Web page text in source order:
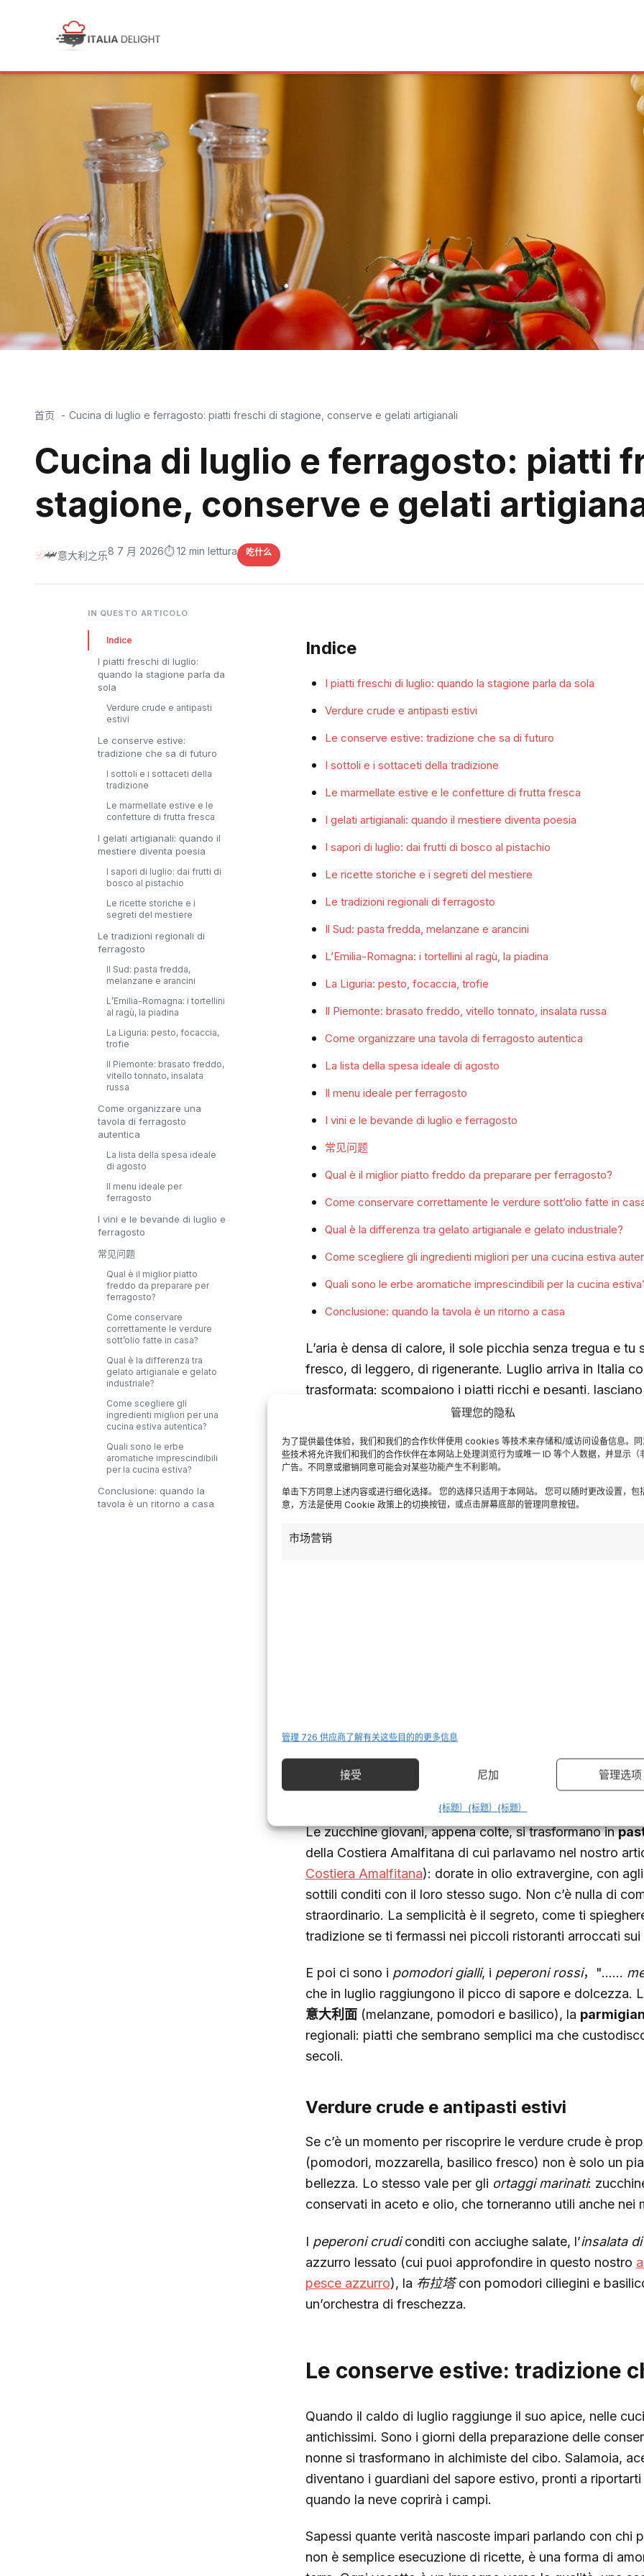
管理您的隐私
为了提供最佳体验，我们和我们的合作伙伴使用 cookies 等技术来存储和/或访问设备信息。
些技术将允许我们和我们的合作伙伴在本网站上处理浏览行为或唯一 ID 等个人数据，并显示（
广告。不同意或撤销同意可能会对某些功能产生不利影响。
单击下方同意上述内容或进行细化选择。 您的选择只适用于本网站。 您可以随时更改设置，包
意，方法是使用 Cookie 政策上的切换按钮，或点击屏幕底部的管理同意按钮。
市场营销
管理 726 供应商了解有关这些目的的更多信息
接受 尼加 管理选项
{标题｝{标题｝{标题｝
首页 Cucina di luglio e ferragosto: piatti freschi di stagione, conserve e gelati artigianali
Cucina di luglio e ferragosto: piatti
stagione, conserve e gelati
意大利之乐8 7 月 2026⏱️ 12 min lettura 吃什么
IN QUESTO ARTICOLO
Indice
I piatti freschi di luglio:
quando la stagione parla da
sola
Verdure crude e antipasti
estivi
Le conserve estive:
tradizione che sa di futuro
I sottoli e i sottaceti della
tradizione
Le marmellate estive e le
confetture di frutta fresca
I gelati artigianali: quando il
mestiere diventa poesia
I sapori di luglio: dai frutti di
bosco al pistachio
Le ricette storiche e i
segreti del mestiere
Le tradizioni regionali di
ferragosto
Il Sud: pasta fredda,
melanzane e arancini
L’Emilia-Romagna: i tortellini
al ragù, la piadina
La Liguria: pesto, focaccia,
trofie
Il Piemonte: brasato freddo,
vitello tonnato, insalata
russa
Come organizzare una
tavola di ferragosto
autentica
La lista della spesa ideale
di agosto
Il menu ideale per
ferragosto
I vini e le bevande di luglio e
ferragosto
常见问题
Qual è il miglior piatto
freddo da preparare per
ferragosto?
Come conservare
correttamente le verdure
sott’olio fatte in casa?
Qual è la differenza tra
gelato artigianale e gelato
industriale?
Come scegliere gli
ingredienti migliori per una
cucina estiva autentica?
Quali sono le erbe
aromatiche imprescindibili
per la cucina estiva?
Conclusione: quando la
tavola è un ritorno a casa
Indice
I piatti freschi di luglio: quando la stagione parla da sola
Verdure crude e antipasti estivi
Le conserve estive: tradizione che sa di futuro
I sottoli e i sottaceti della tradizione
Le marmellate estive e le confetture di frutta fresca
I gelati artigianali: quando il mestiere diventa poesia
I sapori di luglio: dai frutti di bosco al pistachio
Le ricette storiche e i segreti del mestiere
Le tradizioni regionali di ferragosto
Il Sud: pasta fredda, melanzane e arancini
L’Emilia-Romagna: i tortellini al ragù, la piadina
La Liguria: pesto, focaccia, trofie
Il Piemonte: brasato freddo, vitello tonnato, insalata russa
Come organizzare una tavola di ferragosto autentica
La lista della spesa ideale di agosto
Il menu ideale per ferragosto
I vini e le bevande di luglio e ferragosto
常见问题
Qual è il miglior piatto freddo da preparare per ferragosto?
Come conservare correttamente le verdure sott’olio fatte in
Qual è la differenza tra gelato artigianale e gelato industriale?
Come scegliere gli ingredienti migliori per una cucina estiva
Quali sono le erbe aromatiche imprescindibili per la cucina
Conclusione: quando la tavola è un ritorno a casa
L’aria è densa di calore, il sole picchia senza tregua e tu
fresco, di leggero, di rigenerante. Luglio arriva in Italia
trasformata: scompaiono i piatti ricchi e pesanti,
intensi e quel profumo di acqua fredda che sa di mare
in cui la cucina italiana si reinventa, seguendo il ritmo
ogni regione custodisce gelosamente.
Ferragosto non è solo una festa, è uno stato d’animo:
riunione intorno a una tavola dove il cibo diventa il
promesse. In questo articolo, ti guideremo attraverso i
italiana, dalle conserve tramandate dalle nonne ai gelati
I piatti freschi di luglio: quando
Non è una scelta casuale che luglio sia il mese dei
cucina italiana estiva nasce dall’osservazione della
salgono, il corpo ha bisogno di idratazione, di verdure
affaticano la digestione. È in questo mese che scopri il
“cucina di stagione”
Le zucchine giovani, appena colte, si trasformano in
della Costiera Amalfitana di cui parlavamo nel nostro
Costiera Amalfitana): dorate in olio extravergine, con
sottili conditi con il loro stesso sugo. Non c’è nulla di
straordinario. La semplicità è il segreto, come ti
tradizione se ti fermassi nei piccoli ristoranti arroccati
E poi ci sono i pomodori gialli, i peperoni rossi，"......
che in luglio raggiungono il picco di sapore e dolcezza.
意大利面(melanzane, pomodori e basilico), la
regionali: piatti che sembrano semplici ma che
secoli.
Verdure crude e antipasti estivi
Se c’è un momento per riscoprire le verdure crude è
(pomodori, mozzarella, basilico fresco) non è solo un
bellezza. Lo stesso vale per gli ortaggi marinati:
conservati in aceto e olio, che torneranno utili anche nei
I peperoni crudiconditi con acciughe salate, l’insalata
azzurro lessato (cui puoi approfondire in questo nostro
pesce azzurro), la 布拉塔con pomodori ciliegini e
un’orchestra di freschezza.
Le conserve estive: tradizione
Quando il caldo di luglio raggiunge il suo apice, nelle
antichissimi. Sono i giorni della preparazione delle
nonne si trasformano in alchimiste del cibo. Salamoia,
diventano i guardiani del sapore estivo, pronti a
quando la neve coprirà i campi.
Sapessi quante verità nascoste impari parlando con chi
non è semplice esecuzione di ricette, è una forma di